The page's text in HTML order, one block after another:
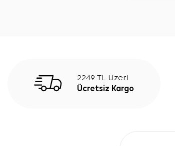
2249 TL Üzeri
Ücretsiz Kargo